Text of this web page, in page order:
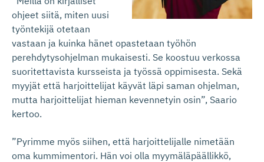
ohjeet siitä, miten uusi
työntekijä otetaan
vastaan ja kuinka hänet opastetaan työhön
perehdytysohjelman mukaisesti. Se koostuu verkossa
suoritettavista kursseista ja työssä oppimisesta. Sekä
myyjät että harjoittelijat käyvät läpi saman ohjelman,
mutta harjoittelijat hieman kevennetyin osin”, Saario
kertoo.
”Pyrimme myös siihen, että harjoittelijalle nimetään
oma kummimentori. Hän voi olla myymäläpäällikkö,